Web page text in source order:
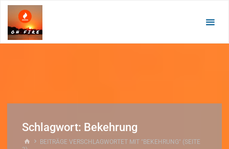
Zum
springen
Schlagwort: Bekehrung
START
BEITRÄGE VERSCHLAGWORTET MIT "BEKEHRUNG" (SEITE